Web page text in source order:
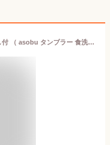
水筒 400ml ティーグラスボトル 茶こし付 （ asobu タンブラー 食洗機対応 耐熱ガラス ウォーターボトル 紅茶 フレーバーウォーター ボトル おしゃれ ）